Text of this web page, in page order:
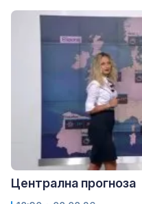
Централна прогноза